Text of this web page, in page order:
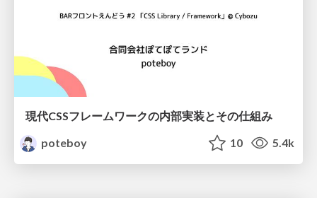
現代CSSフレームワークの内部実装とその仕組み
poteboy
10 5.4k